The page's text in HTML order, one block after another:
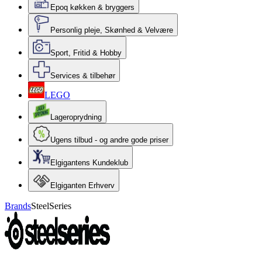
Epoq køkken & bryggers
Personlig pleje, Skønhed & Velvære
Sport, Fritid & Hobby
Services & tilbehør
LEGO
Lageroprydning
Ugens tilbud - og andre gode priser
Elgigantens Kundeklub
Elgiganten Erhverv
BrandsSteelSeries